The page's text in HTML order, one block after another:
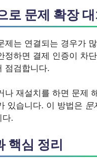
로 문제 확장 대
제는 연결되는 경우가
정하면 결제 인증이 차
점검합니다.
나 재설치를 하면 문제
있습니다. 이 방법은 문
다.
핵심 정리